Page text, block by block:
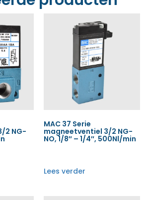
2 NG-
MAC 37 Serie
magneetventiel 3/2 NG-
NO, 1/8″ – 1/4″, 500Nl/min
Lees verder